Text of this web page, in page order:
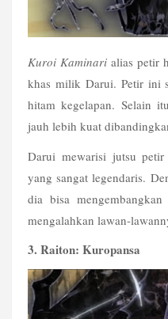
Kuroi Kaminari alias petir
khas milik Darui. Petir ini
hitam kegelapan. Selain
jauh lebih kuat
Darui mewarisi jutsu
yang sangat legendaris.
dia bisa
mengalahkan lawan-
3. Raiton: Kuropansa